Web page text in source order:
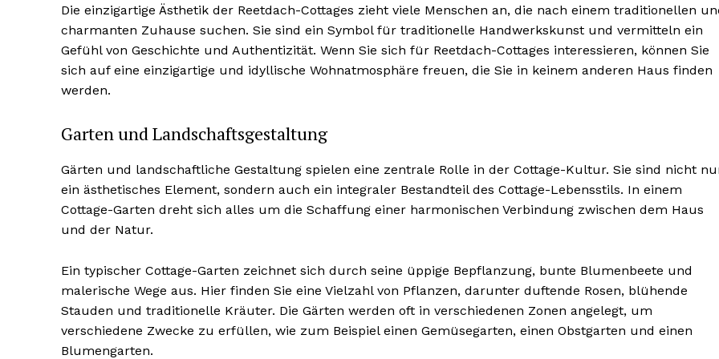
Die einzigartige Ästhetik der Reetdach-Cottages zieht viele Menschen an, die nach einem traditionellen
charmanten Zuhause suchen. Sie sind ein Symbol für traditionelle Handwerkskunst und vermitteln ein
Gefühl von Geschichte und Authentizität. Wenn Sie sich für Reetdach-Cottages interessieren, können Sie
sich auf eine einzigartige und idyllische Wohnatmosphäre freuen, die Sie in keinem anderen Haus finden
werden.
Garten und Landschaftsgestaltung
Gärten und landschaftliche Gestaltung spielen eine zentrale Rolle in der Cottage-Kultur. Sie sind nicht
ein ästhetisches Element, sondern auch ein integraler Bestandteil des Cottage-Lebensstils. In einem
Cottage-Garten dreht sich alles um die Schaffung einer harmonischen Verbindung zwischen dem Haus
und der Natur.
Ein typischer Cottage-Garten zeichnet sich durch seine üppige Bepflanzung, bunte Blumenbeete und
malerische Wege aus. Hier finden Sie eine Vielzahl von Pflanzen, darunter duftende Rosen, blühende
Stauden und traditionelle Kräuter. Die Gärten werden oft in verschiedenen Zonen angelegt, um
verschiedene Zwecke zu erfüllen, wie zum Beispiel einen Gemüsegarten, einen Obstgarten und einen
Blumengarten.